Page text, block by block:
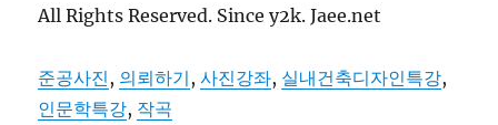
All Rights Reserved. Since y2k. Jaee.net
준공사진, 의뢰하기,사진강좌, 실내건축디자인특강,
인문학특강, 작곡